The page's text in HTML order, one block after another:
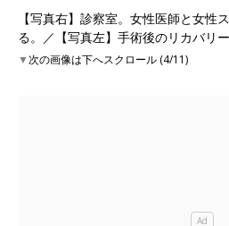
【写真右】診察室。女性医師と女性
る。／【写真左】手術後のリカバリー
▼次の画像は下へスクロール (4/11)